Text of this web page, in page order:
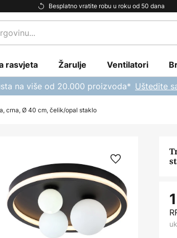
Besplatno vratite robu u roku od 50 dana
rasvjeta Žarulje Ventilatori
na više od 20.000 proizvoda* Uštedite
crna, Ø 40 cm, čelik/opal staklo